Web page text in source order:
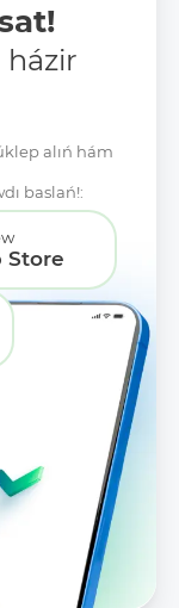
házir
alıń hám
baslań!:
Store